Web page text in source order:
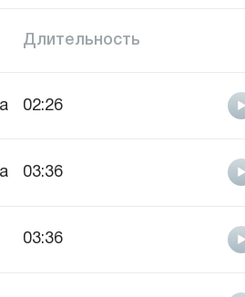
Длительность
02:26
03:36
03:36